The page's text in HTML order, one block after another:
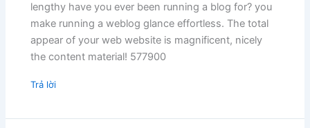
lengthy have you ever been running a blog for? you
make running a weblog glance effortless. The total
appear of your web website is magnificent, nicely
the content material! 577900
Trả lời